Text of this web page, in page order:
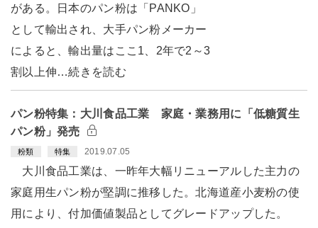
がある。日本のパン粉は「PANKO」
として輸出され、大手パン粉メーカー
によると、輸出量はここ1、2年で2～3
割以上伸…続きを読む
パン粉特集：大川食品工業 家庭・業務用に「低糖質生
パン粉」発売
粉類 特集 2019.07.05
大川食品工業は、一昨年大幅リニューアルした主力の
家庭用生パン粉が堅調に推移した。北海道産小麦粉の使
用により、付加価値製品としてグレードアップした。